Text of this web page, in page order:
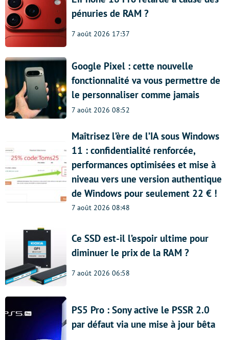
pénuries de RAM ?
7 août 2026 17:37
Google Pixel : cette nouvelle
fonctionnalité va vous permettre de
le personnaliser comme jamais
7 août 2026 08:52
Maîtrisez l’ère de l’IA sous Windows
11 : confidentialité renforcée,
performances optimisées et mise à
niveau vers une version authentique
de Windows pour seulement 22 € !
7 août 2026 08:48
Ce SSD est-il l’espoir ultime pour
diminuer le prix de la RAM ?
7 août 2026 06:58
PS5 Pro : Sony active le PSSR 2.0
par défaut via une mise à jour bêta